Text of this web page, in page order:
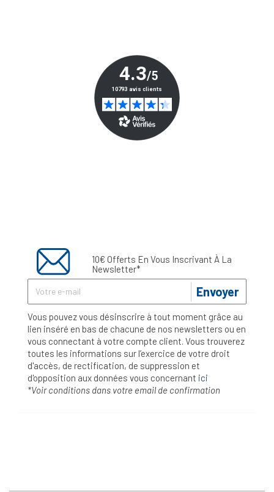
10€ Offerts En Vous Inscrivant À La
Newsletter*
Envoyer
Vous pouvez vous désinscrire à tout moment grâce au
lien inséré en bas de chacune de nos newsletters ou en
vous connectant à votre compte client. Vous trouverez
toutes les informations sur l’exercice de votre droit
d'accès, de rectification, de suppression et
d'opposition aux données vous concernant ici
*Voir conditions dans votre email de confirmation